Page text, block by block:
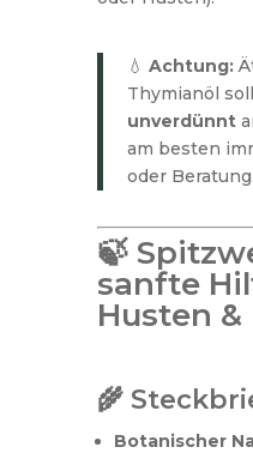
💧 Achtung:
Thymianöl
unverdünnt
am besten
oder Beratung.
🍃
sanfte
Husten &
🌾
Botanischer